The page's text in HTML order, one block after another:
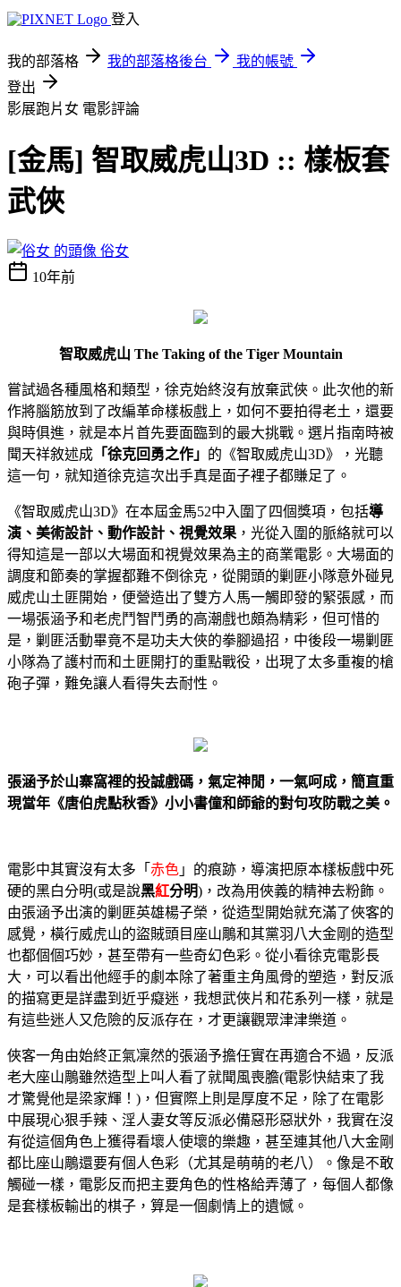
登入
我的部落格 我的部落格後台
我的帳號
登出
影展跑片女 電影評論
[金馬] 智取威虎山3D :: 樣板套
武俠
俗女
10年前
智取威虎山 The Taking of the Tiger Mountain
嘗試過各種風格和類型，徐克始終沒有放棄武俠。此次他的新
作將腦筋放到了改編革命樣板戲上，如何不要拍得老土，還要
與時俱進，就是本片首先要面臨到的最大挑戰。選片指南時被
聞天祥敘述成 「徐克回勇之作」 的《智取威虎山3D》，光聽
這一句，就知道徐克這次出手真是面子裡子都賺足了。
《智取威虎山3D》在本屆金馬52中入圍了四個獎項，包括導
演、美術設計、動作設計、視覺效果 ，光從入圍的脈絡就可以
得知這是一部以大場面和視覺效果為主的商業電影。大場面的
調度和節奏的掌握都難不倒徐克，從開頭的剿匪小隊意外碰見
威虎山土匪開始，便營造出了雙方人馬一觸即發的緊張感，而
一場張涵予和老虎鬥智鬥勇的高潮戲也頗為精彩，但可惜的
是，剿匪活動畢竟不是功夫大俠的拳腳過招，中後段一場剿匪
小隊為了護村而和土匪開打的重點戰役，出現了太多重複的槍
砲子彈，難免讓人看得失去耐性。
張涵予於山寨窩裡的投誠戲碼，氣定神閒，一氣呵成，簡直重
現當年《唐伯虎點秋香》小小書僮和師爺的對句攻防戰之美。
電影中其實沒有太多「 赤色 」的痕跡，導演把原本樣板戲中死
硬的黑白分明(或是說黑紅分明)，改為用俠義的精神去粉飾。
由張涵予出演的剿匪英雄楊子榮，從造型開始就充滿了俠客的
感覺，橫行威虎山的盜賊頭目座山鵰和其黨羽八大金剛的造型
也都個個巧妙，甚至帶有一些奇幻色彩。從小看徐克電影長
大，可以看出他經手的劇本除了著重主角風骨的塑造，對反派
的描寫更是詳盡到近乎癡迷，我想武俠片和花系列一樣，就是
有這些迷人又危險的反派存在，才更讓觀眾津津樂道。
俠客一角由始終正氣凜然的張涵予擔任實在再適合不過，反派
老大座山鵰雖然造型上叫人看了就聞風喪膽(電影快結束了我
才驚覺他是梁家輝！)，但實際上則是厚度不足，除了在電影
中展現心狠手辣、淫人妻女等反派必備惡形惡狀外，我實在沒
有從這個角色上獲得看壞人使壞的樂趣，甚至連其他八大金剛
都比座山鵰還要有個人色彩（尤其是萌萌的老八）。像是不敢
觸碰一樣，電影反而把主要角色的性格給弄薄了，每個人都像
是套樣板輸出的棋子，算是一個劇情上的遺憾。